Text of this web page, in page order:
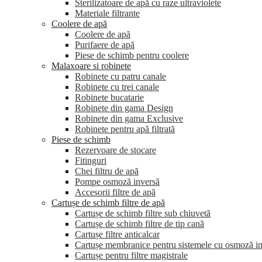
Sterilizatoare de apă cu raze ultraviolete
Materiale filtrante
Coolere de apă
Сoolere de apă
Purifaere de apă
Piese de schimb pentru coolere
Malaxoare si robinete
Robinete cu patru canale
Robinete cu trei canale
Robinete bucatarie
Robinete din gama Design
Robinete din gama Exclusive
Robinete pentru apă filtrată
Piese de schimb
Rezervoare de stocare
Fitinguri
Chei filtru de apă
Pompe osmoză inversă
Accesorii filtre de apă
Cartușe de schimb filtre de apă
Cartușe de schimb filtre sub chiuvetă
Cartușe de schimb filtre de tip cană
Cartușe filtre anticalcar
Cartușe membranice pentru sistemele cu osmoză
Cartușe pentru filtre magistrale